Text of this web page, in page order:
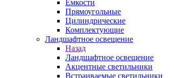
Емкости
Прямоугольные
Цилиндрические
Комплектующие
Ландшафтное освещение
Назад
Ландшафтное освещение
Акцентные светильники
Встраиваемые светильники